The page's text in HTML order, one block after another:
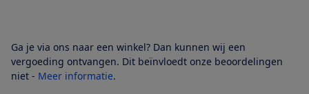
Ga je via ons naar een winkel? Dan kunnen wij een
vergoeding ontvangen. Dit beïnvloedt onze beoordelingen
niet - Meer informatie.